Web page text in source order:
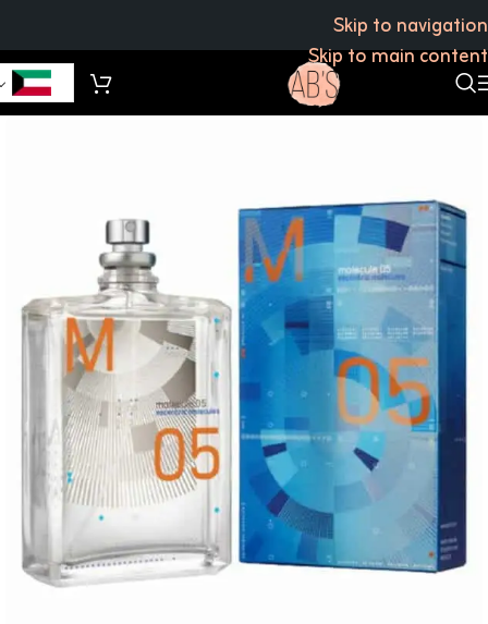
Skip to navigation
Skip to main content